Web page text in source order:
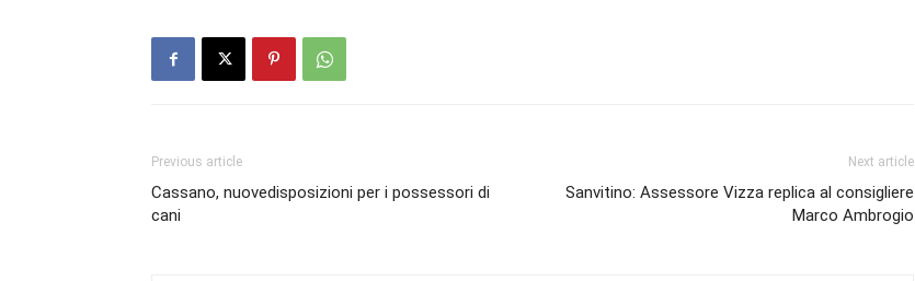
Previous article
Cassano, nuovedisposizioni per i possessori di
cani
Next article
Sanvitino: Assessore Vizza replica al consigliere
Marco Ambrogio